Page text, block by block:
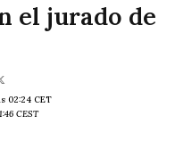
el jurado de
02:24 CET
CEST